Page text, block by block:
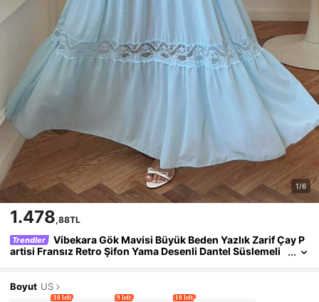
1/6
1.478,88TL
Trendler
Vibekara Gök Mavisi Büyük Beden Yazlık Zarif Çay P
artisi Fransız Retro Şifon Yama Desenli Dantel Süslemeli
Boyut US
10 left 9 left 10 left